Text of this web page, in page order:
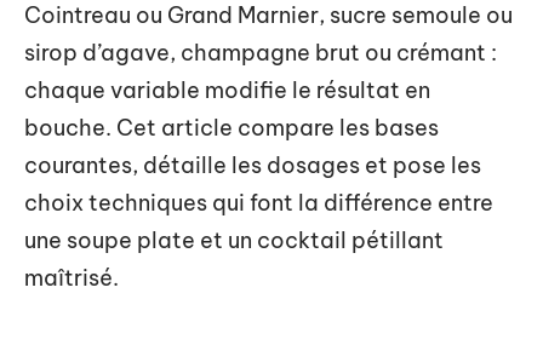
Cointreau ou Grand Marnier, sucre semoule ou
sirop d’agave, champagne brut ou crémant :
chaque variable modifie le résultat en
bouche. Cet article compare les bases
courantes, détaille les dosages et pose les
choix techniques qui font la différence entre
une soupe plate et un cocktail pétillant
maîtrisé.